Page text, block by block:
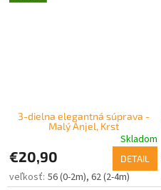
3-dielna elegantná súprava -
Malý Anjel, Krst
Skladom
€20,90 DETAIL
56 (0-2m) 62 (2-4m)